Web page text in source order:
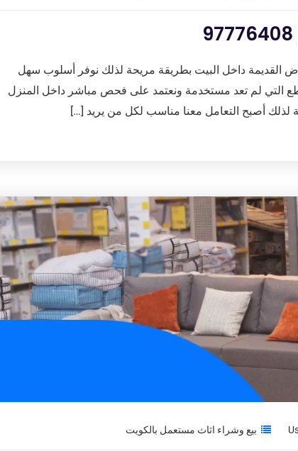
القديمة داخل البيت بطريقة مريحة لذلك نوفر أسلوب سهل
التي لم تعد مستخدمة ونعتمد على فحص مباشر داخل المنزل
لذلك أصبح التعامل معنا مناسب لكل من يريد […]
بيع وشراء اثاث مستعمل بالكويت